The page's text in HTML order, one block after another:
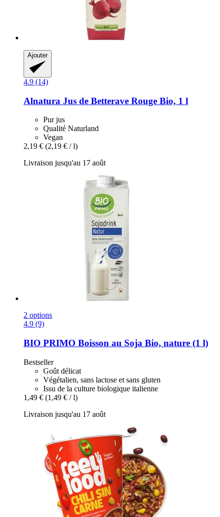
Ajouter
4.9 (14)
Alnatura Jus de Betterave Rouge Bio, 1 l
Pur jus
Qualité Naturland
Vegan
2,19 € (2,19 € / l)
Livraison jusqu'au 17 août
2 options
4.9 (9)
BIO PRIMO Boisson au Soja Bio, nature (1 l)
Bestseller
Goût délicat
Végétalien, sans lactose et sans gluten
Issu de la culture biologique italienne
1,49 € (1,49 € / l)
Livraison jusqu'au 17 août